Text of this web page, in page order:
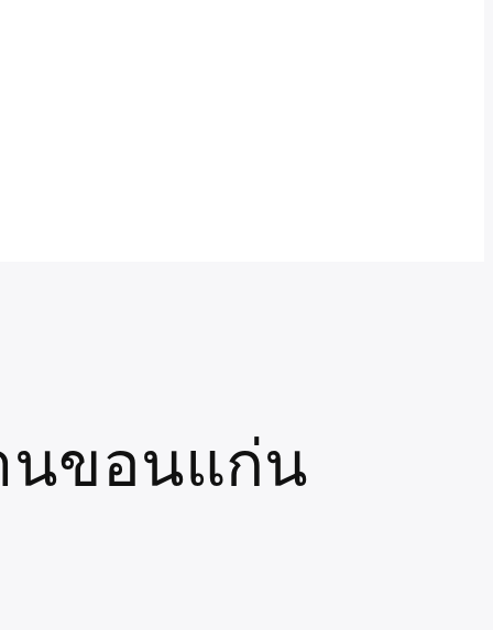
ขอนแก่น